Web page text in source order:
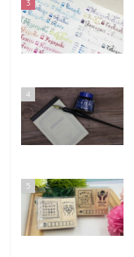
3
4
5